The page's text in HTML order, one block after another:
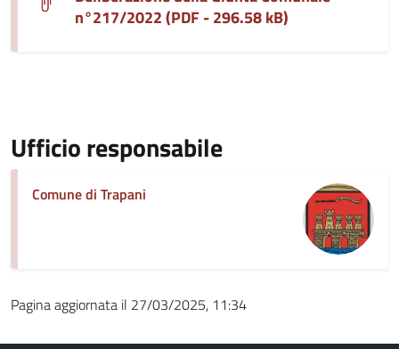
n°217/2022 (PDF - 296.58 kB)
Ufficio responsabile
Comune di Trapani
Pagina aggiornata il 27/03/2025, 11:34